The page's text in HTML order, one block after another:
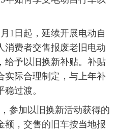
日起，延续开展电动自
消费者交售报废老旧电动
给予以旧换新补贴。补贴
实际合理制定，与上年补
过渡。
加以旧换新活动获得的
额，交售的旧车按当地报